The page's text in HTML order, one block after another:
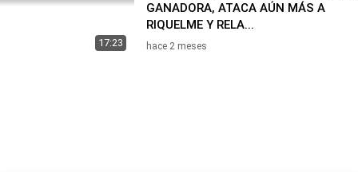
17:23
GANADORA, ATACA AÚN MÁS A
RIQUELME Y RELA...
hace 2 meses